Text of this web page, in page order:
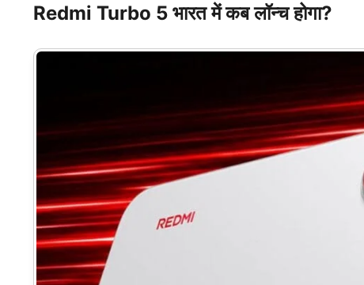
Redmi Turbo 5 भारत में कब लॉन्च होगा?